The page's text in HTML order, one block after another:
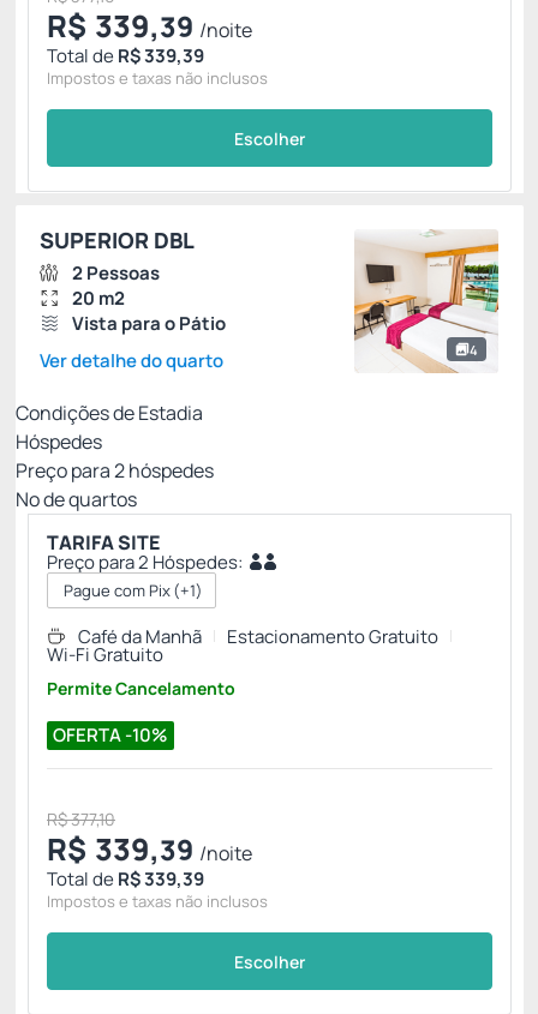
R$ 339,39 /noite
Total deR$ 339,39
Impostos e taxas não inclusos
Escolher
4
SUPERIOR DBL
2 Pessoas
20 m2
Vista para o Pátio
Ver detalhe do quarto
Condições de Estadia
Hóspedes
Preço para2hóspedes
Nº de quartos
TARIFA SITE
Preço para 2 Hóspedes:
Pague com Pix(+1)
OFERTA -10%
Café da Manhã Estacionamento Gratuito
Wi-Fi Gratuito
Permite Cancelamento
R$ 377,10
R$ 339,39 /noite
Total deR$ 339,39
Impostos e taxas não inclusos
Escolher